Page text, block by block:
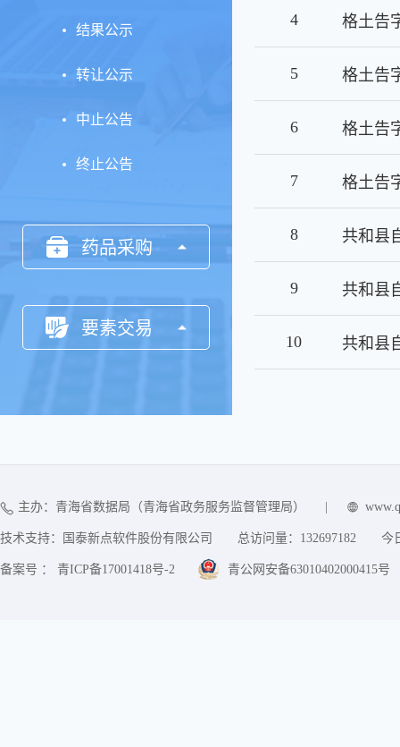
结果公示
转让公示
中止公告
终止公告
药品采购
要素交易
4 格土告
5 格土告
6 格土告
7 格土告
8
9
10
主办：青海省数据局（青海省政务服务监督管理局）
技术支持：国泰新点软件股份有限公司 总访问量： 132697182 今
备案号 ： 青ICP备17001418号-2 青公网安备63010402000415号